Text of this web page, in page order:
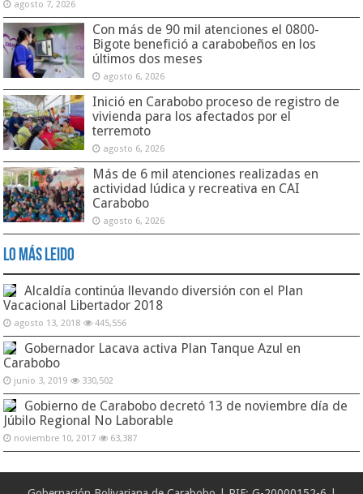
agosto 7, 2026
Con más de 90 mil atenciones el 0800-
Bigote benefició a carabobeños en los
últimos dos meses
agosto 6, 2026
Inició en Carabobo proceso de registro de
vivienda para los afectados por el
terremoto
agosto 6, 2026
Más de 6 mil atenciones realizadas en
actividad lúdica y recreativa en CAI
Carabobo
agosto 6, 2026
Lo Más Leido
Alcaldía continúa llevando diversión con el Plan
Vacacional Libertador 2018
agosto 13, 2018 445,556
Gobernador Lacava activa Plan Tanque Azul en
Carabobo
junio 3, 2019 330,502
Gobierno de Carabobo decretó 13 de noviembre día de
Júbilo Regional No Laborable
noviembre 10, 2017 63,387